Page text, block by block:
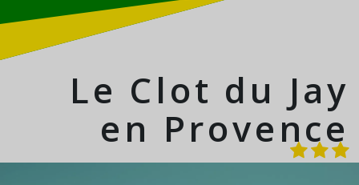
Le Clot du Jay
en Provence